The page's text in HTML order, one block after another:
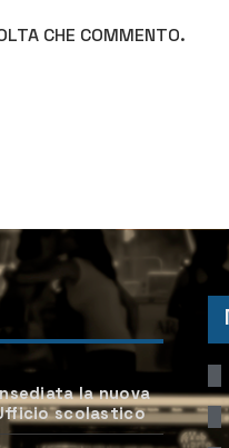
CHE COMMENTO.
la nuova
scolastico